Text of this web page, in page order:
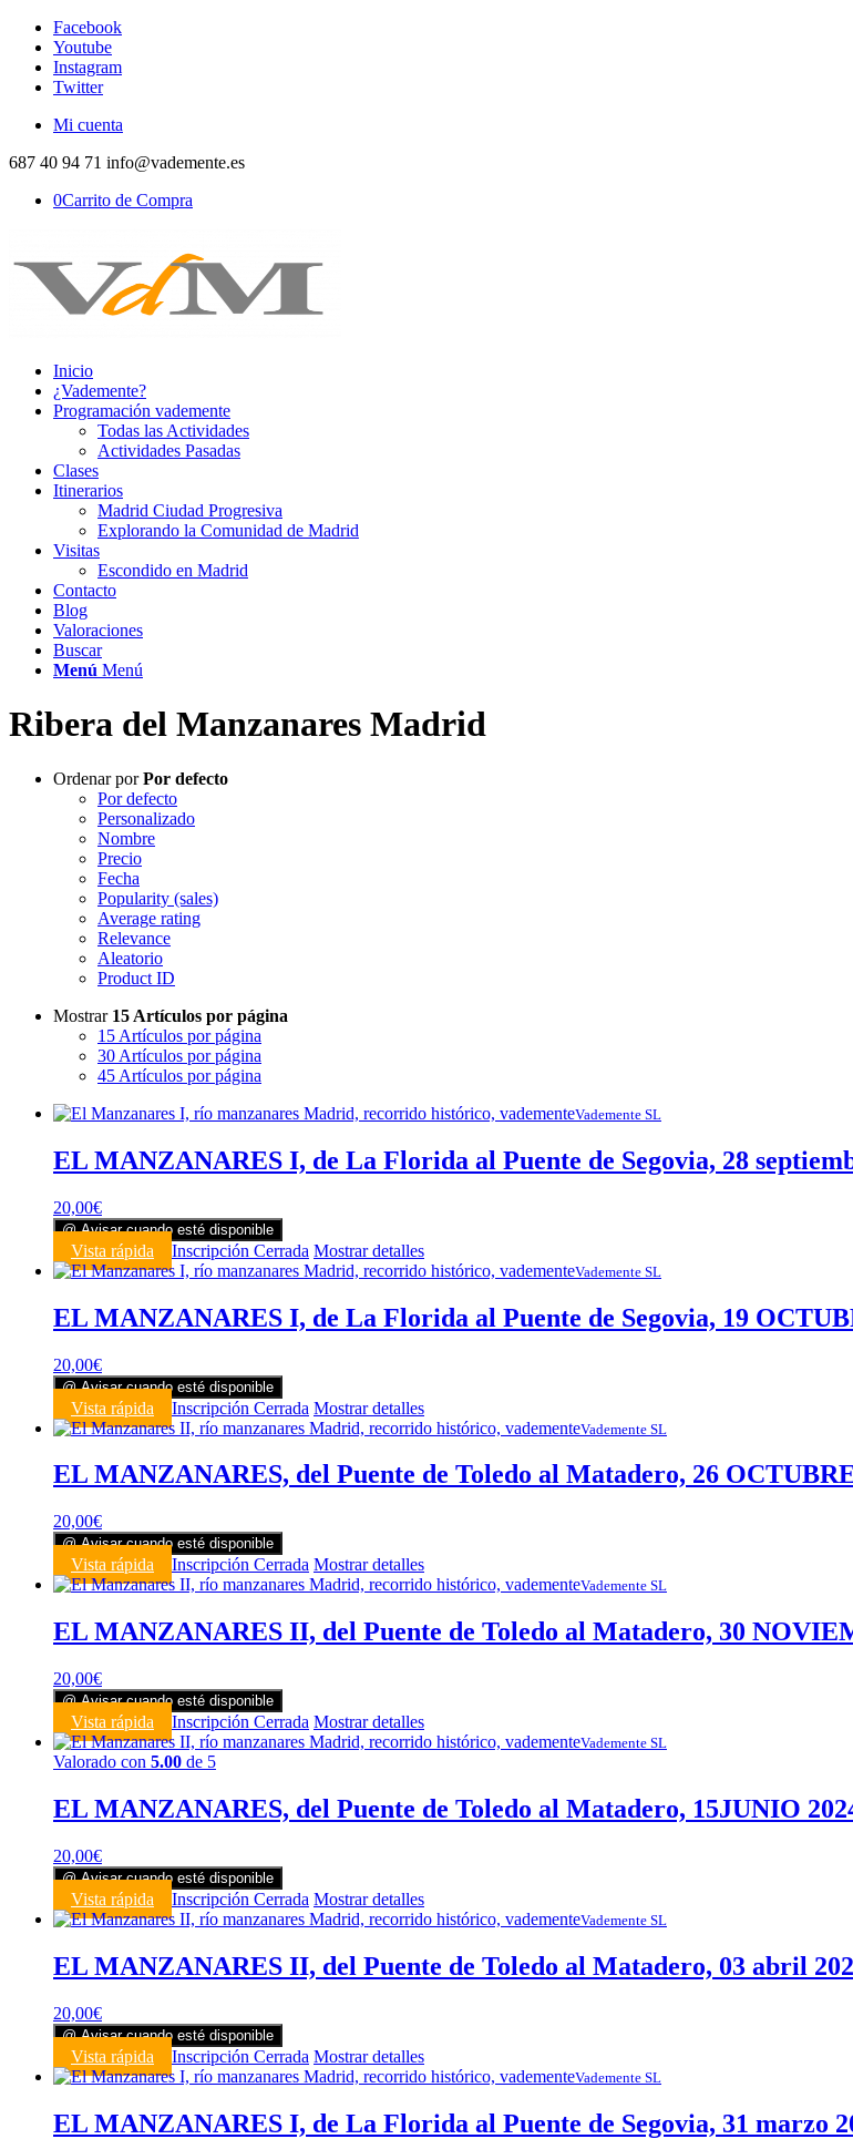
Facebook
Youtube
Instagram
Twitter
Mi cuenta
687 40 94 71 info@vademente.es
0Carrito de Compra
Inicio
¿Vademente?
Programación vademente
Todas las Actividades
Actividades Pasadas
Clases
Itinerarios
Madrid Ciudad Progresiva
Explorando la Comunidad de Madrid
Visitas
Escondido en Madrid
Contacto
Blog
Valoraciones
Buscar
Menú Menú
Ribera del Manzanares Madrid
Ordenar porPor defecto
Por defecto
Personalizado
Nombre
Precio
Fecha
Popularity (sales)
Average rating
Relevance
Aleatorio
Product ID
Mostrar 15 Artículos por página
15 Artículos por página
30 Artículos por página
45 Artículos por página
Vademente SL
EL MANZANARES I, de La Florida al Puente de Segovia, 28
20,00€
@ Avisar cuando esté disponible
Vista rápida Inscripción Cerrada Mostrar detalles
Vademente SL
EL MANZANARES I, de La Florida al Puente de Segovia, 19
20,00€
@ Avisar cuando esté disponible
Vista rápida Inscripción Cerrada Mostrar detalles
Vademente SL
EL MANZANARES, del Puente de Toledo al Matadero, 26
20,00€
@ Avisar cuando esté disponible
Vista rápida Inscripción Cerrada Mostrar detalles
Vademente SL
EL MANZANARES II, del Puente de Toledo al Matadero, 30
20,00€
@ Avisar cuando esté disponible
Vista rápida Inscripción Cerrada Mostrar detalles
Vademente SL
Valorado con 5.00 de 5
EL MANZANARES, del Puente de Toledo al Matadero, 15JUNIO
20,00€
@ Avisar cuando esté disponible
Vista rápida Inscripción Cerrada Mostrar detalles
Vademente SL
EL MANZANARES II, del Puente de Toledo al Matadero, 03 abril
20,00€
@ Avisar cuando esté disponible
Vista rápida Inscripción Cerrada Mostrar detalles
Vademente SL
EL MANZANARES I, de La Florida al Puente de Segovia, 31 marzo